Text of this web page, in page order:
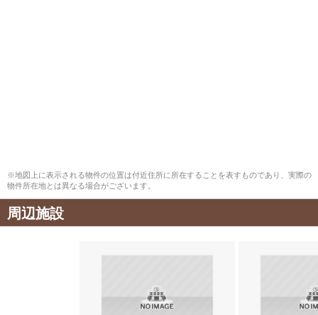
※地図上に表示される物件の位置は付近住所に所在することを表すものであり、実際の
物件所在地とは異なる場合がございます。
周辺施設